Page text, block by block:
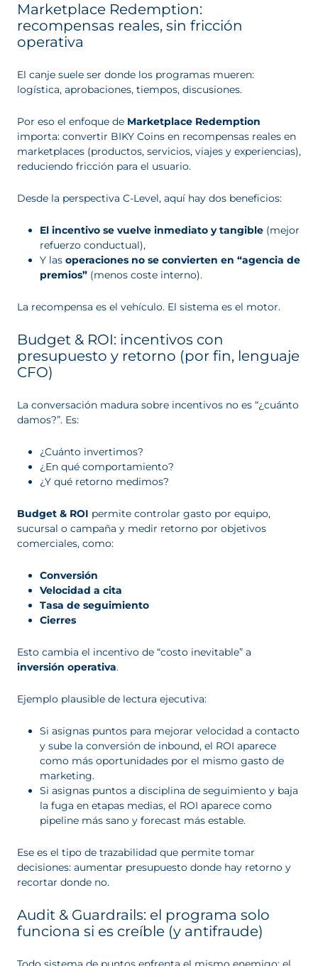
Marketplace Redemption:
recompensas reales, sin fricción
operativa
El canje suele ser donde los programas mueren:
logística, aprobaciones, tiempos, discusiones.
Por eso el enfoque de Marketplace Redemption
importa: convertir BIKY Coins en recompensas reales en
marketplaces (productos, servicios, viajes y experiencias),
reduciendo fricción para el usuario.
Desde la perspectiva C-Level, aquí hay dos beneficios:
El incentivo se vuelve inmediato y tangible (mejor
refuerzo conductual),
Y las operaciones no se convierten en “agencia de
premios” (menos coste interno).
La recompensa es el vehículo. El sistema es el motor.
Budget & ROI: incentivos con
presupuesto y retorno (por fin, lenguaje
CFO)
La conversación madura sobre incentivos no es “¿cuánto
damos?”. Es:
¿Cuánto invertimos?
¿En qué comportamiento?
¿Y qué retorno medimos?
Budget & ROI permite controlar gasto por equipo,
sucursal o campaña y medir retorno por objetivos
comerciales, como:
Conversión
Velocidad a cita
Tasa de seguimiento
Cierres
Esto cambia el incentivo de “costo inevitable” a
inversión operativa.
Ejemplo plausible de lectura ejecutiva:
Si asignas puntos para mejorar velocidad a contacto
y sube la conversión de inbound, el ROI aparece
como más oportunidades por el mismo gasto de
marketing.
Si asignas puntos a disciplina de seguimiento y baja
la fuga en etapas medias, el ROI aparece como
pipeline más sano y forecast más estable.
Ese es el tipo de trazabilidad que permite tomar
decisiones: aumentar presupuesto donde hay retorno y
recortar donde no.
Audit & Guardrails: el programa solo
funciona si es creíble (y antifraude)